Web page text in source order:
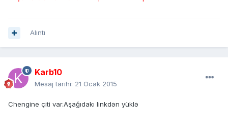
Alıntı
Karb10
Mesaj tarihi: 21 Ocak 2015
Chengine çiti var.Aşağıdakı linkdən yüklə